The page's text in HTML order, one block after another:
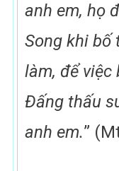
anh em, họ
Song khi bố
làm, để việc
Đấng thấu
anh em.”